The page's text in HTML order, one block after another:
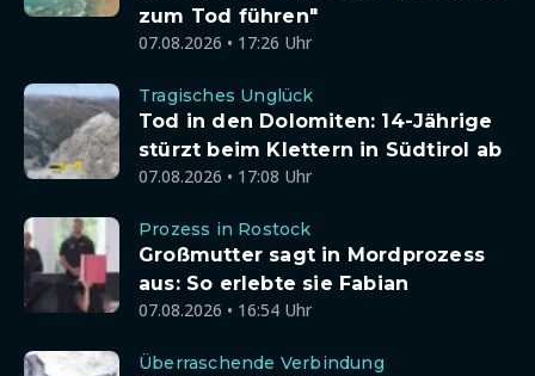
zum Tod führen"
07.08.2026 • 17:26 Uhr
Tragisches Unglück
Tod in den Dolomiten: 14-Jährige
stürzt beim Klettern in Südtirol ab
07.08.2026 • 17:08 Uhr
Prozess in Rostock
Großmutter sagt in Mordprozess
aus: So erlebte sie Fabian
07.08.2026 • 16:54 Uhr
Überraschende Verbindung